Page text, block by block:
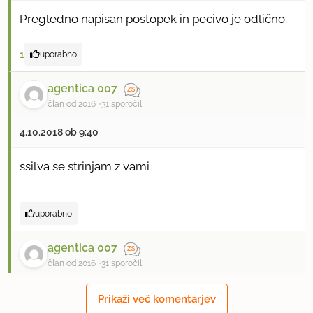
Pregledno napisan postopek in pecivo je odlično.
1 uporabno
agentica 007
član od 2016 31 sporočil
4.10.2018 ob 9:40
ssilva se strinjam z vami
uporabno
agentica 007
član od 2016 31 sporočil
Prikaži več komentarjev